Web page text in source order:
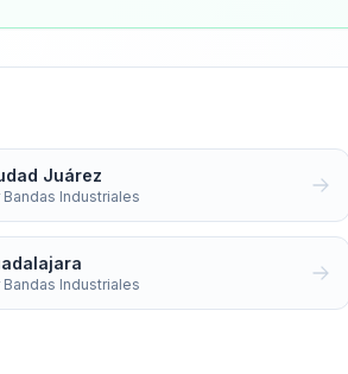
Juárez
Bandas Industriales
Bandas Industriales